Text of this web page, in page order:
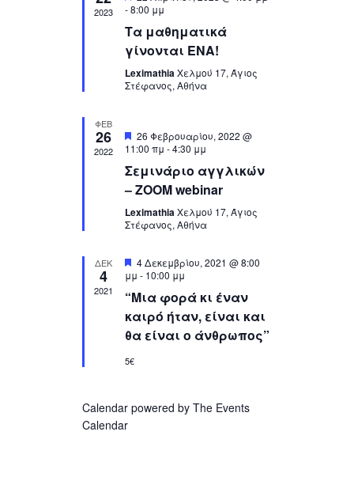
r
h
d
i
e
w
N
v
i
g
i
N
2023
e
t
u
r
e
d
-8:00 μμ
Τα μαθηματικά
γίνονται ΕΝΑ!
LeximathiaΧελμού 17, Άγιος
Στέφανος, Αθήνα
ΦΕΒ
26
2022
F
e
t
u
r
e
d
26 Φεβρουαρίου, 2022 @
11:00 πμ -4:30 μμ
Σεμινάριο αγγλικών
– ΖΟΟΜ webinar
LeximathiaΧελμού 17, Άγιος
Στέφανος, Αθήνα
ΔΕΚ
4
2021
F
e
t
u
r
e
4 Δεκεμβρίου, 2021 @ 8:00
μμ - 10:00 μμ
“Μια φορά κι έναν
καιρό ήταν, είναι και
θα είναι ο άνθρωπος”
5€
Calendar powered by The Events
Calendar